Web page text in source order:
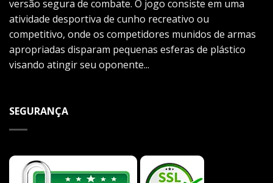
versão segura de combate. O jogo consiste em uma
atividade desportiva de cunho recreativo ou
competitivo, onde os competidores munidos de armas
apropriadas disparam pequenas esferas de plástico
visando atingir seu oponente...
SEGURANÇA